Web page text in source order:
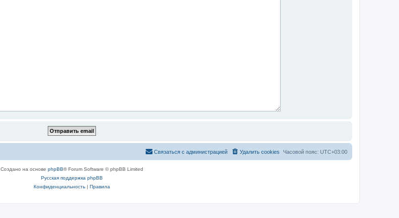
Часовой пояс: UTC+03:00
Удалить cookies
Связаться с администрацией
Создано на основе phpBB® Forum Software © phpBB Limited
Русская поддержка phpBB
Конфиденциальность| Правила